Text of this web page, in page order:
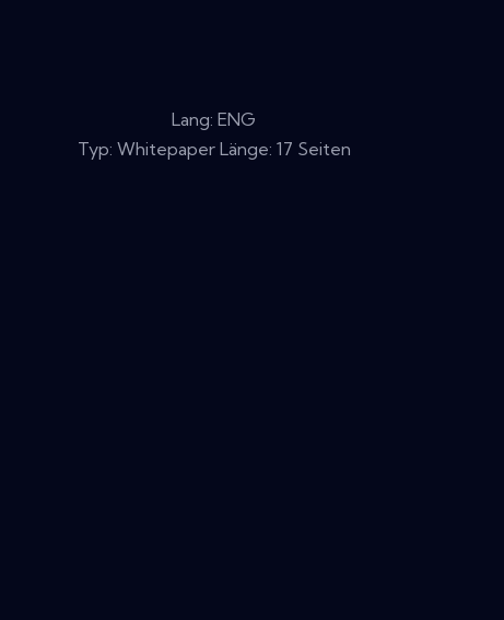
Lang: ENG
Typ: Whitepaper Länge: 17 Seiten